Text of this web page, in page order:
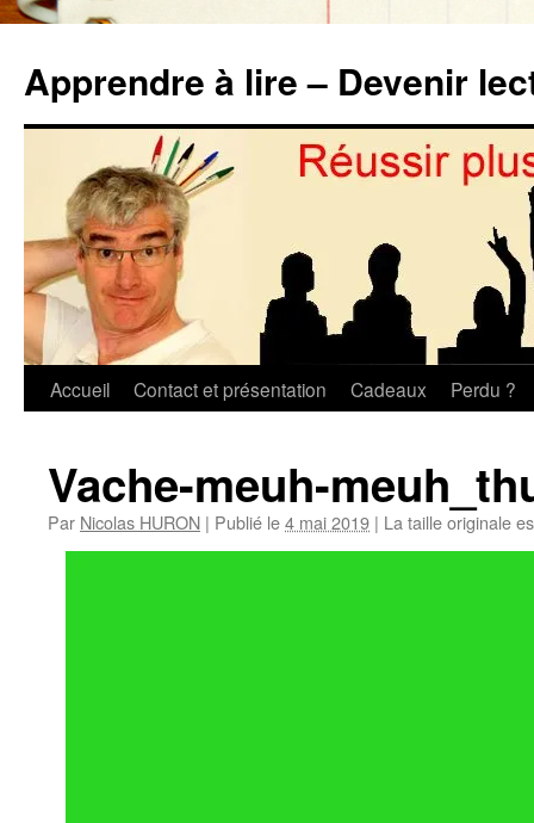
contenu
Apprendre à lire – Devenir
Accueil Contact et présentation Cadeaux Perdu ?
Vache-meuh-
Par Nicolas HURON | Publié le4 mai 2019 | La taille originale